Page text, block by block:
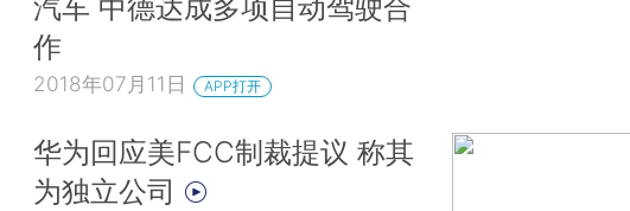
作
2018年07月11日 APP打开
华为回应美FCC制裁提议 称其
为独立公司